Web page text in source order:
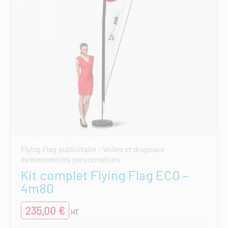
la
page
du
produit
Flying Flag publicitaire – Voiles et drapeaux
événementiels personnalisés
Kit complet Flying Flag ECO –
4m80
235,00 € HT